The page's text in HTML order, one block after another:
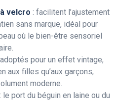
velcro : facilitent l’ajustement
sans marque, idéal pour
où le bien-être sensoriel
pour un effet vintage,
aux filles qu’aux garçons,
moderne.
: le port du béguin en laine ou du